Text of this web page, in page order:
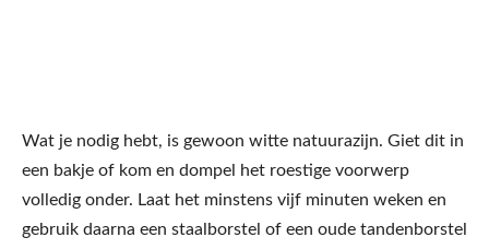
Wat je nodig hebt, is gewoon witte natuurazijn. Giet dit in
een bakje of kom en dompel het roestige voorwerp
volledig onder. Laat het minstens vijf minuten weken en
gebruik daarna een staalborstel of een oude tandenborstel